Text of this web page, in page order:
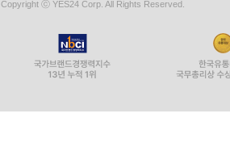
Copyright ⓒ YES24 Corp. All Rights Reserved.